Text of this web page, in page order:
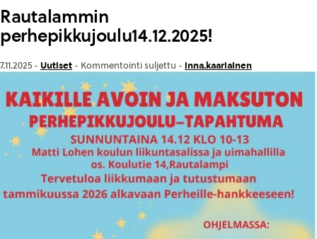
Rautalammin
perhepikkujoulu14.12.2025!
7.11.2025 - Uutiset - Kommentointi suljettu - inna.kaariainen